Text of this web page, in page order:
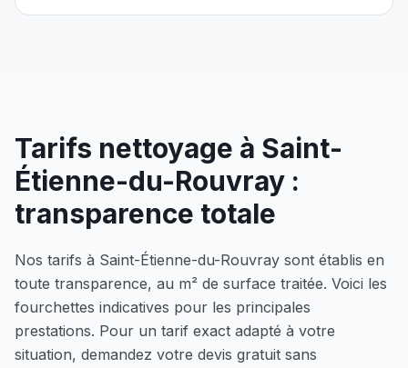
Tarifs nettoyage à Saint-
Étienne-du-Rouvray :
transparence totale
Nos tarifs à Saint-Étienne-du-Rouvray sont établis en
toute transparence, au m² de surface traitée. Voici les
fourchettes indicatives pour les principales
prestations. Pour un tarif exact adapté à votre
situation, demandez votre devis gratuit sans